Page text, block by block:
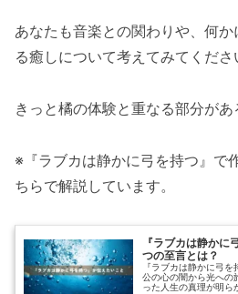
あなたも音楽との関わりや、何
る癒しについて考えてみてくださ
きっと橘の体験と重なる部分があ
※『ラブカは静かに弓を持つ』で
ちらで解説しています。
『ラブカは静か
つの至言とは？
『ラブカは静かに弓
公の心の闇から光への
った人生の真理が明ら